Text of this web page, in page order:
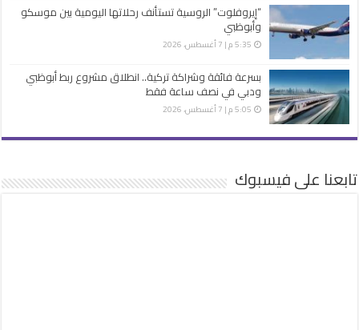
“إيروفلوت” الروسية تستأنف رحلاتها اليومية بين موسكو
وأبوظبي
5:35 م | 7 أغسطس، 2026
بسرعة فائقة وشراكة تركية.. انطلاق مشروع ربط أبوظبي
ودبي في نصف ساعة فقط
5:05 م | 7 أغسطس، 2026
تابعنا على فيسبوك